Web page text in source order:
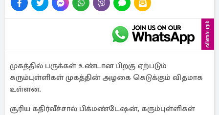
விளம்பரம்
முகத்தில் பருக்கள் உண்டான பிறகு ஏற்படும்
கரும்புள்ளிகள் முகத்தின் அழகை கெடுக்கும் விதமாக
உள்ளன.
சூரிய கதிர்வீச்சால் பிக்மண்டேஷன், கரும்புள்ளிகள்